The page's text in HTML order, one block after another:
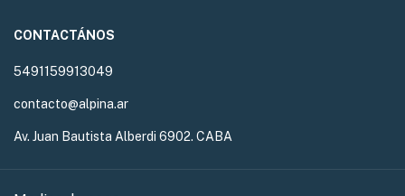
CONTACTÁNOS
5491159913049
contacto@alpina.ar
Av. Juan Bautista Alberdi 6902. CABA